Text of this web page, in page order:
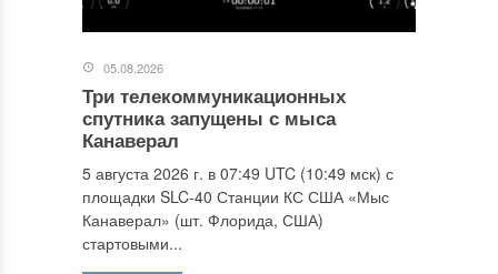
05.08.2026
Три телекоммуникационных
спутника запущены с мыса
Канаверал
5 августа 2026 г. в 07:49 UTC (10:49 мск) с
площадки SLC-40 Станции КС США «Мыс
Канаверал» (шт. Флорида, США)
стартовыми...